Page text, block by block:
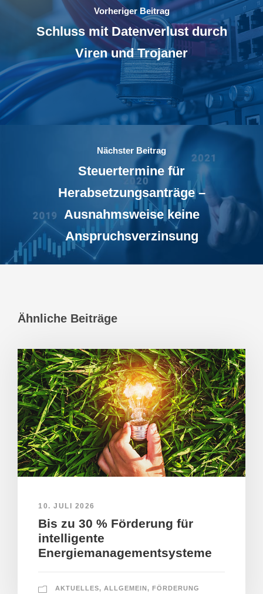
Vorheriger Beitrag
Schluss mit Datenverlust durch
Viren und Trojaner
Nächster Beitrag
Steuertermine für
Herabsetzungsanträge –
Ausnahmsweise keine
Anspruchsverzinsung
Ähnliche Beiträge
10. JULI 2026
Bis zu 30 % Förderung für
intelligente
Energiemanagementsysteme
AKTUELLES, ALLGEMEIN , FÖRDERUNG